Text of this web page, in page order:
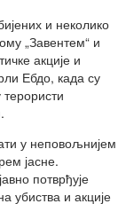
и неколико
„Завентем“ и
акције и
Ебдо, када су
у неповољнијем
јасне.
потврђује
убиства и акције